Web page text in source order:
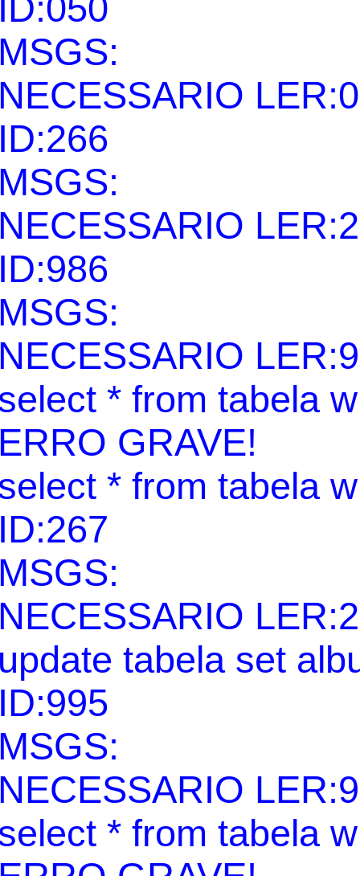
* from tabela
GRAVE!
* from tabela
tabela set
* from tabela